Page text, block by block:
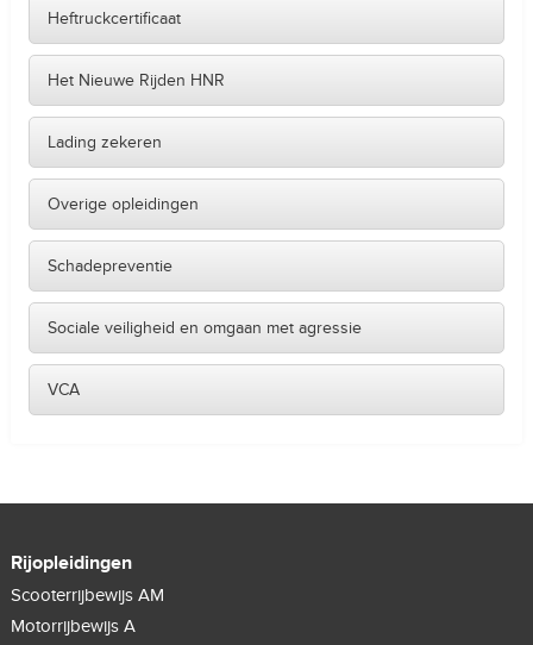
Heftruckcertificaat
Het Nieuwe Rijden HNR
Lading zekeren
Overige opleidingen
Schadepreventie
Sociale veiligheid en omgaan met agressie
VCA
Rijopleidingen
Scooterrijbewijs AM
Motorrijbewijs A